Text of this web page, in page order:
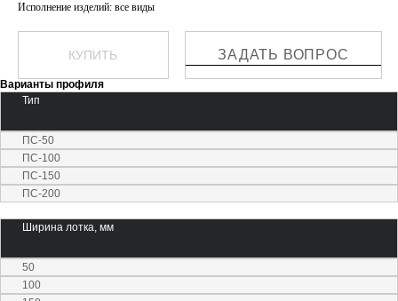
ЗАДАТЬ ВОПРОС
КУПИТЬ
Исполнение изделий: все виды
Варианты профиля
Тип
ПС-50
ПС-100
ПС-150
ПС-200
Ширина лотка, мм
50
100